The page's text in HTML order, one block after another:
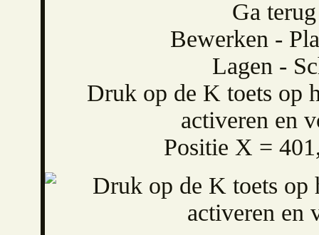
Ga
Bewerken -
Lagen -
Druk op de K toets op
activeren en
Positie X =